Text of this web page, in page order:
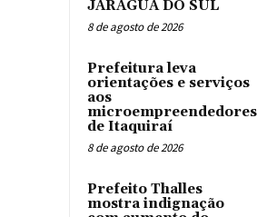
JARAGUÁ DO SUL
8 de agosto de 2026
Prefeitura leva
orientações e serviços
aos
microempreendedores
de Itaquiraí
8 de agosto de 2026
Prefeito Thalles
mostra indignação